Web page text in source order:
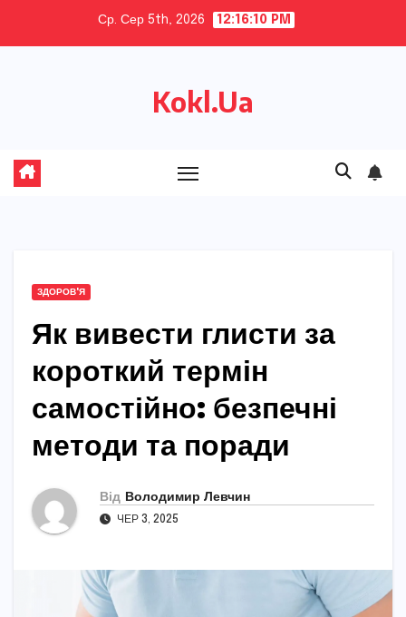
Ср. Сер 5th, 2026 12:16:11 PM
Kokl.Ua
ЗДОРОВ'Я
Як вивести глисти за
короткий термін
самостійно: безпечні
методи та поради
Від Володимир Левчин
ЧЕР 3, 2025